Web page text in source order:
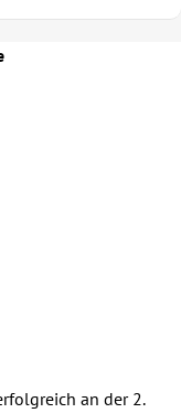
an der 2.